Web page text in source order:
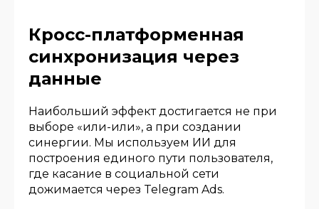
Кросс-платформенная
синхронизация через
данные
Наибольший эффект достигается не при
выборе «или-или», а при создании
синергии. Мы используем ИИ для
построения единого пути пользователя,
где касание в социальной сети
дожимается через Telegram Ads.